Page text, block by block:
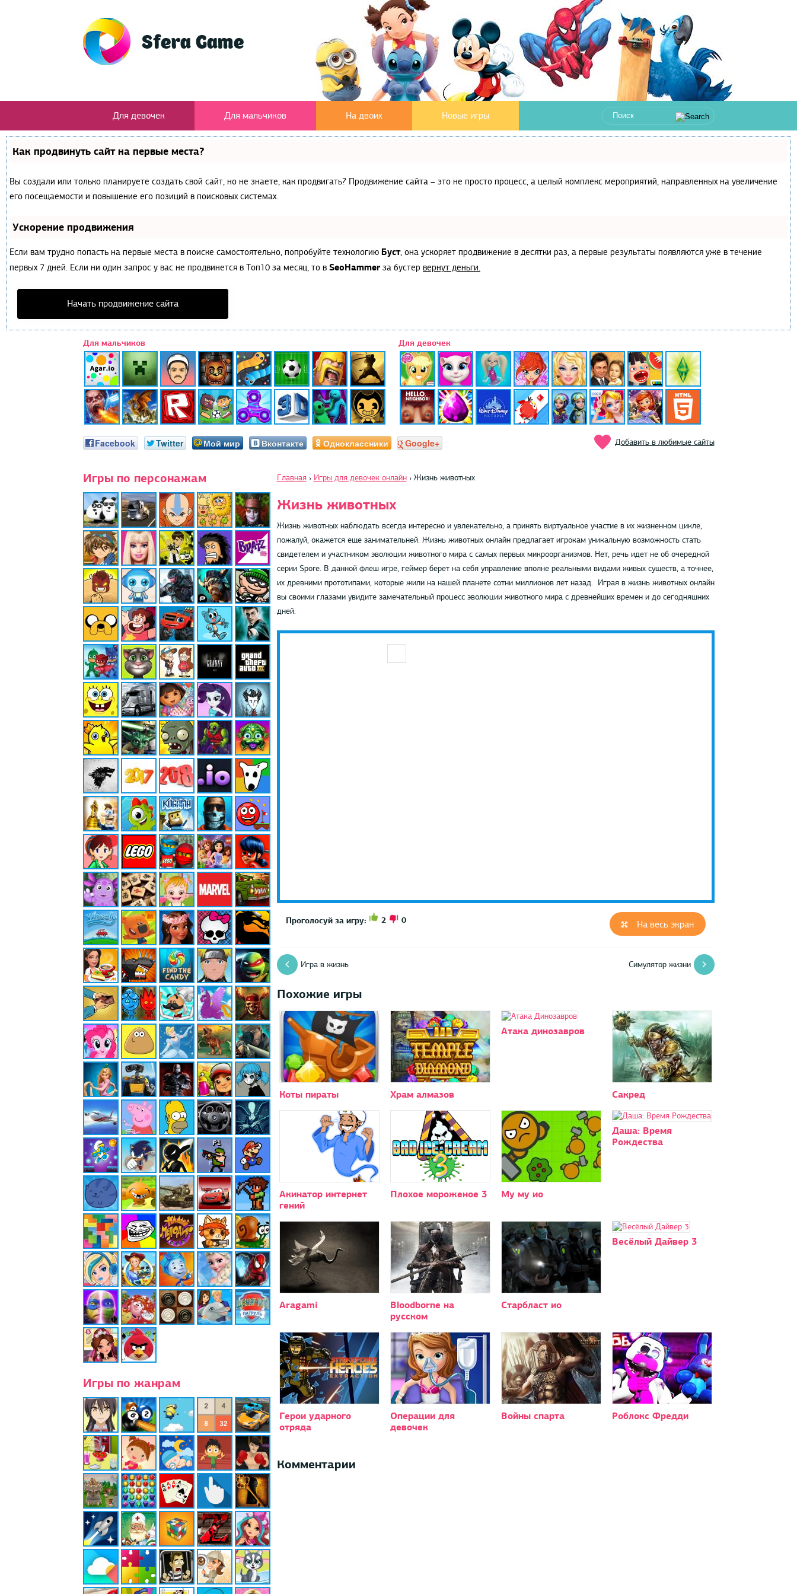
Для девочек Для мальчиков На двоих Новые игры
Как продвинуть сайт на первые места?
Вы создали или только планируете создать свой сайт, но не знаете, как продвигать? Продвижение сайта – это не просто процесс, а целый комплекс мероприятий, направленных на увеличение
его посещаемости и повышение его позиций в поисковых системах.
Ускорение продвижения
Если вам трудно попасть на первые места в поиске самостоятельно, попробуйте технологию Буст, она ускоряет продвижение в десятки раз, а первые результаты появляются уже в течение
первых 7 дней. Если ни один запрос у вас не продвинется в Топ10 за месяц, то в SeoHammerза бустер вернут деньги.
Начать продвижение сайта
Для мальчиков Для девочек
Facebook Twitter Мой мир Вконтакте Одноклассники Google+ Добавить в любимые сайты
Игры по персонажам
Игры по жанрам
Главная › Игры для девочек онлайн › Жизнь животных
Жизнь животных
Жизнь животных наблюдать всегда интересно и увлекательно, а принять виртуальное участие в их жизненном цикле,
пожалуй, окажется еще занимательней. Жизнь животных онлайн предлагает игрокам уникальную возможность стать
свидетелем и участником эволюции животного мира с самых первых микроорганизмов. Нет, речь идет не об очередной
серии Spore. В данной флеш игре, геймер берет на себя управление вполне реальными видами живых существ, а точнее,
их древними прототипами, которые жили на нашей планете сотни миллионов лет назад. Играя в жизнь животных онлайн
вы своими глазами увидите замечательный процесс эволюции животного мира с древнейших времен и до сегодняшних
дней.
На весь экран
Проголосуй за игру: 2 0
Игра в жизнь Симулятор жизни
Похожие игры
Коты пираты Храм алмазов
Атака динозавров
Сакред
Акинатор интернет
гений
Плохое мороженое 3 Му му ио
Даша: Время
Рождества
Aragami
Bloodborne на
русском
Старбласт ио
Весёлый Дайвер 3
Герои ударного
отряда
Операции для
девочек
Войны спарта Роблокс Фредди
Комментарии